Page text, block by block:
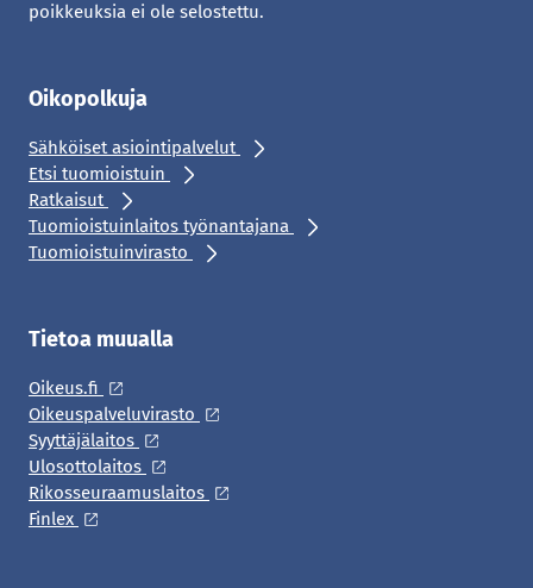
poikkeuksia ei ole selostettu.
Oikopolkuja
Sähköiset asiointipalvelut
Etsi tuomioistuin
Ratkaisut
Tuomioistuinlaitos työnantajana
Tuomioistuinvirasto
Tietoa muualla
Oikeus.fi
Oikeuspalveluvirasto
Syyttäjälaitos
Ulosottolaitos
Rikosseuraamuslaitos
Finlex